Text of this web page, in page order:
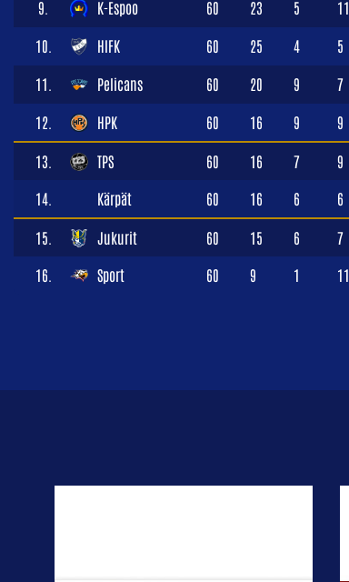
9. K-Espoo 60 23 5 11
10. HIFK 60 25 4 5
11. Pelicans 60 20 9 7
12. HPK 60 16 9 9
13. TPS 60 16 7 9
14. Kärpät 60 16 6 6
15. Jukurit 60 15 6 7
16. Sport 60 9 1 11